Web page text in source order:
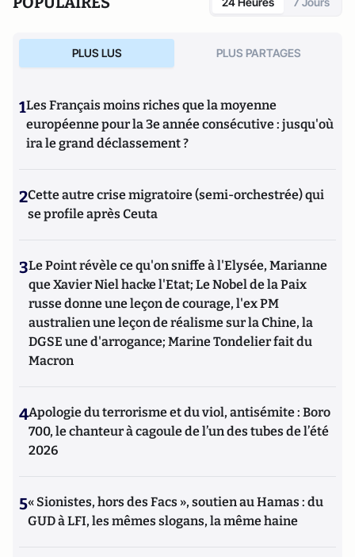
PLUS LUS PLUS PARTAGES
1Les Français moins riches que la moyenne
européenne pour la 3e année consécutive : jusqu'où
ira le grand déclassement ?
2Cette autre crise migratoire (semi-orchestrée) qui
se profile après Ceuta
3Le Point révèle ce qu'on sniffe à l'Elysée, Marianne
que Xavier Niel hacke l'Etat; Le Nobel de la Paix
russe donne une leçon de courage, l'ex PM
australien une leçon de réalisme sur la Chine, la
DGSE une d'arrogance; Marine Tondelier fait du
Macron
4Apologie du terrorisme et du viol, antisémite : Boro
700, le chanteur à cagoule de l’un des tubes de l’été
2026
5« Sionistes, hors des Facs », soutien au Hamas : du
GUD à LFI, les mêmes slogans, la même haine